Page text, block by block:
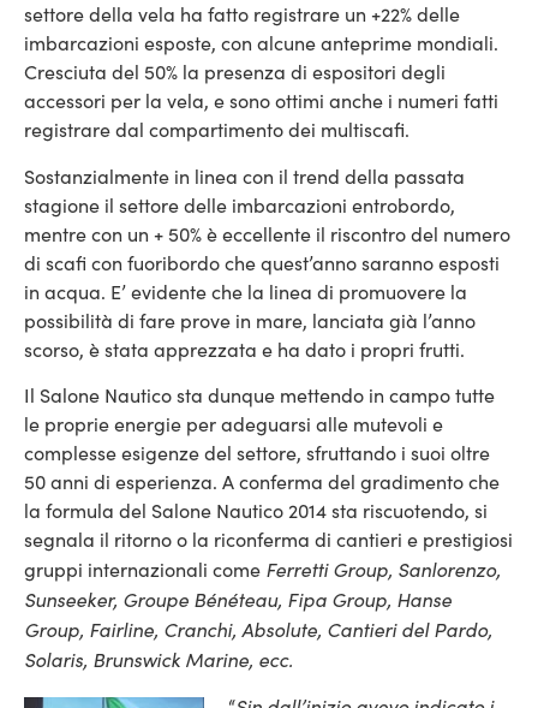
settore della vela ha fatto registrare un +22% delle
imbarcazioni esposte, con alcune anteprime mondiali.
Cresciuta del 50% la presenza di espositori degli
accessori per la vela, e sono ottimi anche i numeri fatti
registrare dal compartimento dei multiscafi.
Sostanzialmente in linea con il trend della passata
stagione il settore delle imbarcazioni entrobordo,
mentre con un + 50% è eccellente il riscontro del numero
di scafi con fuoribordo che quest’anno saranno esposti
in acqua. E’ evidente che la linea di promuovere la
possibilità di fare prove in mare, lanciata già l’anno
scorso, è stata apprezzata e ha dato i propri frutti.
Il Salone Nautico sta dunque mettendo in campo tutte
le proprie energie per adeguarsi alle mutevoli e
complesse esigenze del settore, sfruttando i suoi oltre
50 anni di esperienza. A conferma del gradimento che
la formula del Salone Nautico 2014 sta riscuotendo, si
segnala il ritorno o la riconferma di cantieri e prestigiosi
gruppi internazionali come Ferretti Group, Sanlorenzo,
Sunseeker, Groupe Bénéteau, Fipa Group, Hanse
Group, Fairline, Cranchi, Absolute, Cantieri del Pardo,
Solaris, Brunswick Marine, ecc.